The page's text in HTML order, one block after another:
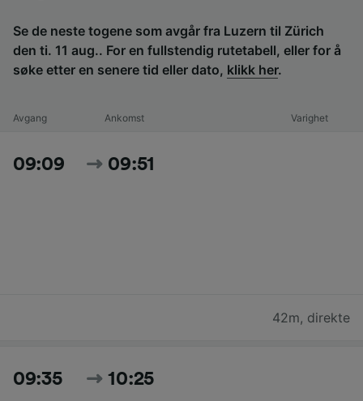
Se de neste togene som avgår fra Luzern til Zürich
den ti. 11 aug.. For en fullstendig rutetabell, eller for å
søke etter en senere tid eller dato, klikk her.
Avgang Ankomst Varighet
09:09 09:51
42m, direkte
09:35 10:25